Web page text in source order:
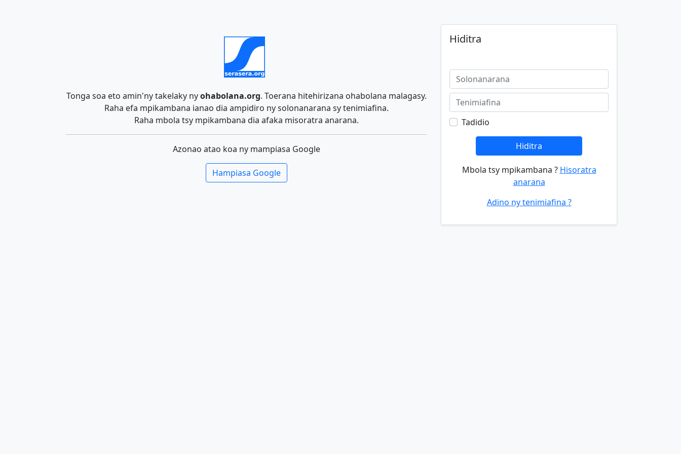
Tonga soa eto amin'ny takelaky nyohabolana.org. Toerana hitehirizana ohabolana malagasy.
Raha efa mpikambana ianao dia ampidiro ny solonanarana sy tenimiafina.
Raha mbola tsy mpikambana dia afaka misoratra anarana.
Azonao atao koa ny mampiasa Google
Hampiasa Google
Hiditra
Tadidio
Hiditra
Mbola tsy mpikambana ? Hisoratra
anarana
Adino ny tenimiafina ?